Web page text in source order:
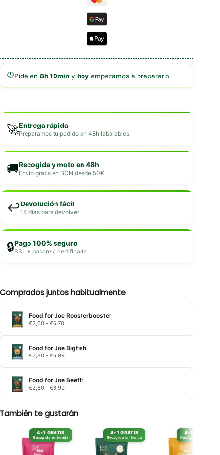
🕔Pide en 8h 19min y hoy empezamos a prepararlo
🚀Entrega rápida
Preparamos tu pedido en 48h laborables
🚚Recogida y moto en 48h
Envío gratis en BCN desde 50€
↩️Devolución fácil
14 días para devolver
🔒Pago 100% seguro
SSL + pasarela certificada
Comprados juntos habitualmente
Food for Joe Roosterbooster
€2,60 - €6,70Rango
precios:
€2,60
hasta
Food for Joe Bigfish
€2,80 - €6,99Rango
precios:
€2,80
hasta
Food for Joe Beefit
€2,80 - €6,99Rango
precios:
desde
€2,80
€6,99
También te gustarán
4+1 GRATIS
Recogida en tienda
4+1 GRATIS
Recogida en tienda
4+1 GRATIS
Recogida en tienda